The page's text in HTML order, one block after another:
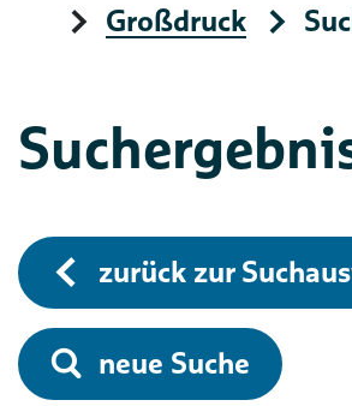
Großdruck
zurück zur
neue Suche